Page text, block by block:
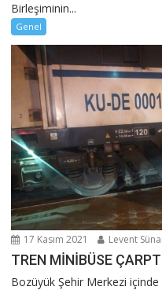
Birleşiminin...
Genel
17 Kasım 2021 Levent Sünal
TREN MİNİBÜSE
Bozüyük Şehir Merkezi